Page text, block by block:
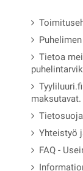
Tietoa
maksutavat.
Yhteistyö
FAQ -